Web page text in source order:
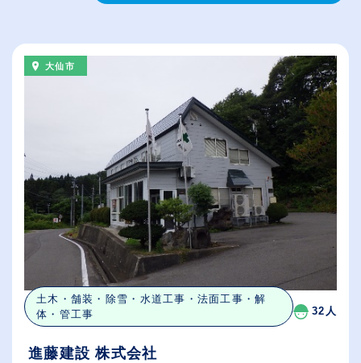
従業員が多い順
大仙市
土木・舗装・除雪・水道工事・法面工事・解
体・管工事
32人
進藤建設 株式会社